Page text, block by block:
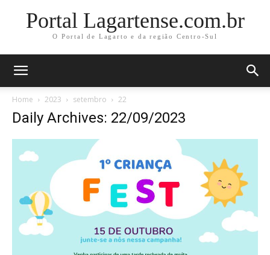
Portal Lagartense.com.br
O Portal de Lagarto e da região Centro-Sul
Home 2023 setembro 22
Daily Archives: 22/09/2023